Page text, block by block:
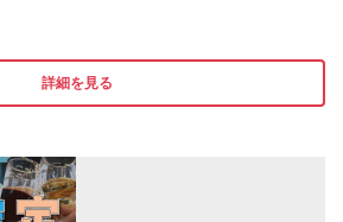
詳細を見る